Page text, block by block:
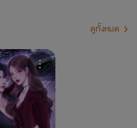
ตนาการของไรท์เท่านั้น
ญาตเป็นอันขาด ถ้าหากพบเห็นจะดำเนินคดีตาม
หมาย
= หนึ่งล้านกำลังใจ
ดูทั้งหมด